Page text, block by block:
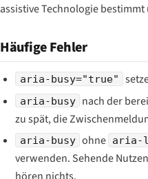
assistive Technologie
Häufige Fehler
aria-busy="true"
aria-busy nachder
zu spät, die
aria-busy ohne aria-
verwenden. Sehende